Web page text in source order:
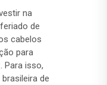
na
de
cabelos
para
Para isso,
de